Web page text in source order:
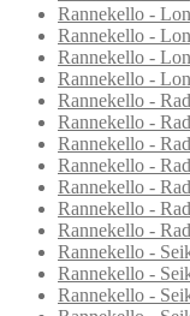
Rannekello -
Rannekello -
Rannekello -
Rannekello -
Rannekello -
Rannekello -
Rannekello -
Rannekello -
Rannekello -
Rannekello -
Rannekello -
Rannekello -
Rannekello -
Rannekello -